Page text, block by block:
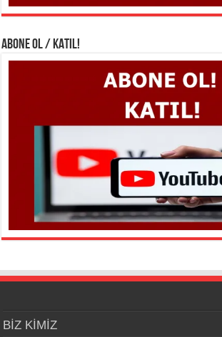
ABONE OL / KATIL!
BİZ KİMİZ